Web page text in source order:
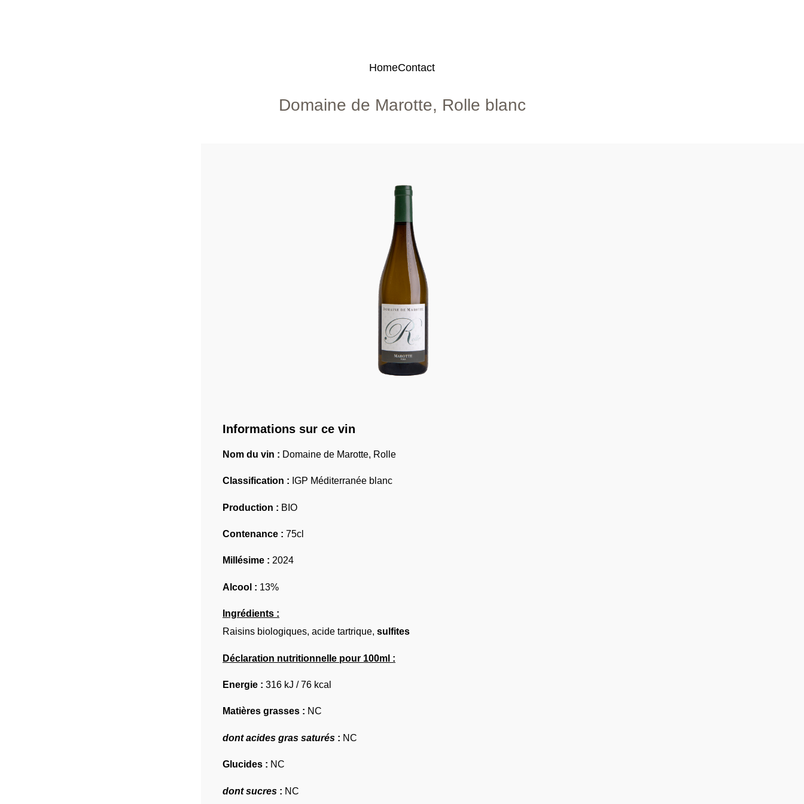
HomeContact
Domaine de Marotte, Rolle blanc
Informations sur ce vin
Nom du vin : Domaine de Marotte, Rolle
Classification : IGP Méditerranée blanc
Production : BIO
Contenance : 75cl
Millésime : 2024
Alcool : 13%
Ingrédients :
Raisins biologiques, acide tartrique, sulfites
Déclaration nutritionnelle pour 100ml :
Energie : 316 kJ / 76 kcal
Matières grasses : NC
dont acides gras saturés : NC
Glucides : NC
dont sucres : NC